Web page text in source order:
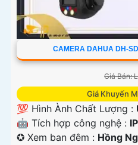
CAMERA DAHUA DH-
Giá Bán:
Giá Khuyến
💯 Hình Ành Chất Lượng :
🤖️ Tích hợp công nghệ :
✪ Xem ban đêm : Hồng